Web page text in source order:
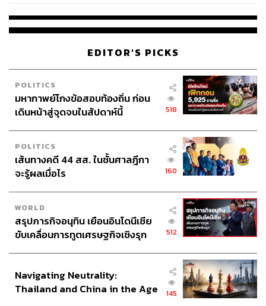
EDITOR'S PICKS
POLITICS
มหากาพย์โกงข้อสอบท้องถิ่น ก่อน
เดินหน้าสู่จุดจบในสัปดาห์นี้
518
POLITICS
เส้นทางคดี 44 สส. ในชั้นศาลฎีกา
จะรู้ผลเมื่อไร
160
WORLD
สรุปภารกิจอนุทิน เยือนอินโดนีเซีย
ขับเคลื่อนการทูตเศรษฐกิจเชิงรุก
512
Navigating Neutrality:
Thailand and China in the Age
145